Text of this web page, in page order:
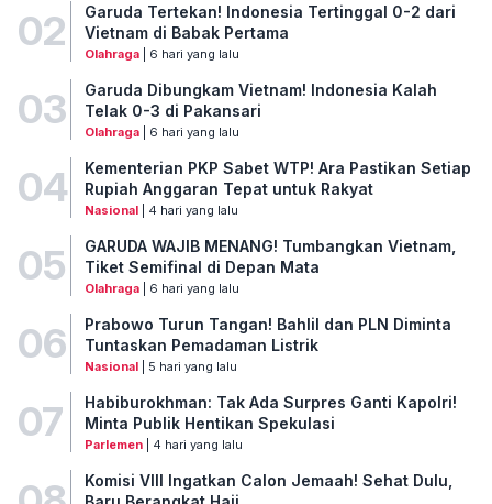
02
Garuda Tertekan! Indonesia Tertinggal 0-2 dari
Vietnam di Babak Pertama
Olahraga| 6 hari yang lalu
03
Garuda Dibungkam Vietnam! Indonesia Kalah
Telak 0-3 di Pakansari
Olahraga| 6 hari yang lalu
04
Kementerian PKP Sabet WTP! Ara Pastikan Setiap
Rupiah Anggaran Tepat untuk Rakyat
Nasional| 4 hari yang lalu
05
GARUDA WAJIB MENANG! Tumbangkan Vietnam,
Tiket Semifinal di Depan Mata
Olahraga| 6 hari yang lalu
06
Prabowo Turun Tangan! Bahlil dan PLN Diminta
Tuntaskan Pemadaman Listrik
Nasional| 5 hari yang lalu
07
Habiburokhman: Tak Ada Surpres Ganti Kapolri!
Minta Publik Hentikan Spekulasi
Parlemen| 4 hari yang lalu
Komisi VIII Ingatkan Calon Jemaah! Sehat Dulu,